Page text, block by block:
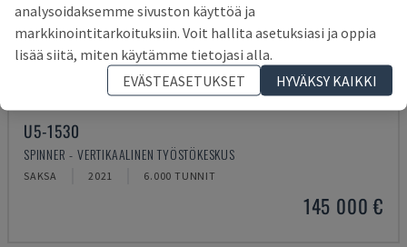
U5-1530
SPINNER - VERTIKAALINEN TYÖSTÖKESKUS
SAKSA 2021 6.000 TUNNIT
145 000 €
analysoidaksemme sivuston käyttöä ja
markkinointitarkoituksiin. Voit hallita asetuksiasi ja oppia
lisää siitä, miten käytämme tietojasi alla.
EVÄSTEASETUKSET
HYVÄKSY KAIKKI